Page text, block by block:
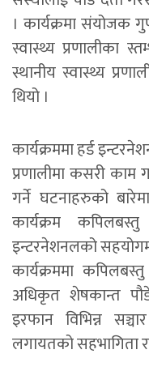
। कार्यक्रमा संयोजक
स्वास्थ्य प्रणालीका
स्थानीय स्वास्थ्य
थियो ।
कार्यक्रममा हर्ड
प्रणालीमा कसरी काम
गर्ने घटनाहरुको
कार्यक्रम
इन्टरनेशनलको
कार्यक्रममा
अधिकृत शेषकान्त
इरफान विभिन्न
लगायतको सहभागिता